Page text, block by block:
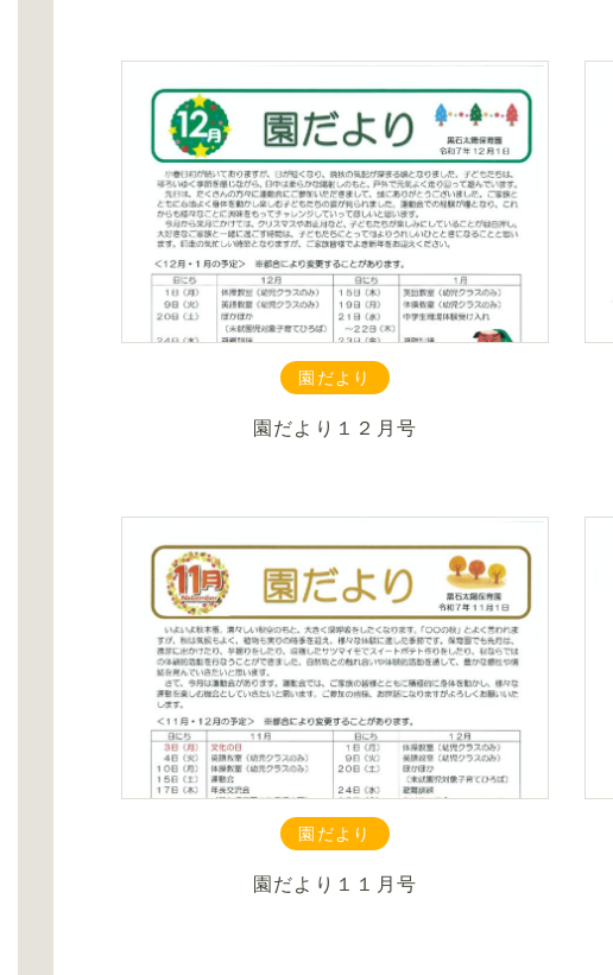
園だより
園だより１２月号
園だより
園だより１１月号